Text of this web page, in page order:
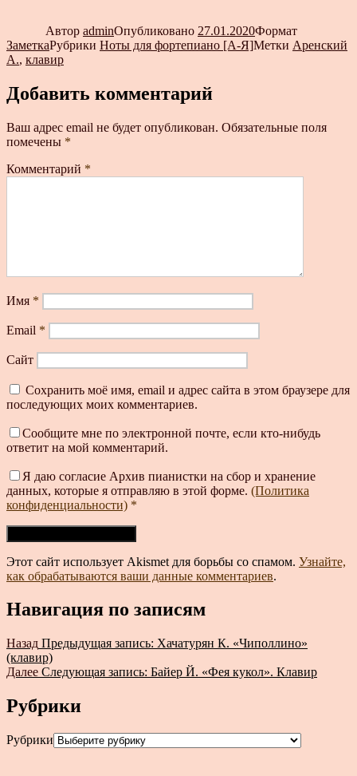
Автор adminОпубликовано 27.01.2020Формат
ЗаметкаРубрики Ноты для фортепиано [А-Я]Метки Аренский
А., клавир
Добавить комментарий
Ваш адрес email не будет опубликован. Обязательные поля
помечены *
Комментарий *
Имя *
Email *
Сайт
Сохранить моё имя, email и адрес сайта в этом браузере для
последующих моих комментариев.
Сообщите мне по электронной почте, если кто-нибудь
ответит на мой комментарий.
Я даю согласие Архив пианистки на сбор и хранение
данных, которые я отправляю в этой форме. (Политика
конфиденциальности) *
Этот сайт использует Akismet для борьбы со спамом. Узнайте,
как обрабатываются ваши данные комментариев.
Навигация по записям
Назад Предыдущая запись: Хачатурян К. «Чиполлино»
(клавир)
Далее Следующая запись: Байер Й. «Фея кукол». Клавир
Рубрики
Рубрики